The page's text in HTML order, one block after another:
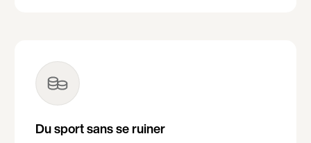
Du sport sans se ruiner